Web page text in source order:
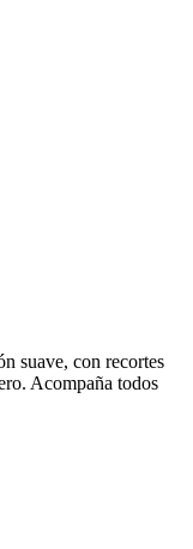
suave, con recortes
Acompaña todos